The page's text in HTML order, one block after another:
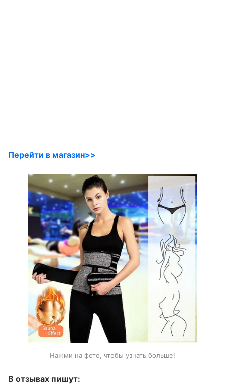
Перейти в магазин>>
Нажми на фото, чтобы узнать больше!
В отзывах пишут: